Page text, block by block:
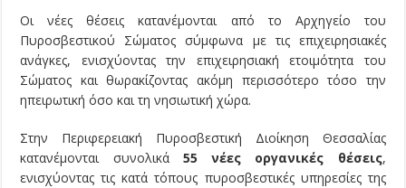
Οι νέες θέσεις κατανέμονται από το Αρχηγείο του
Πυροσβεστικού Σώματος σύμφωνα με τις επιχειρησιακές
ανάγκες, ενισχύοντας την επιχειρησιακή ετοιμότητα του
Σώματος και θωρακίζοντας ακόμη περισσότερο τόσο την
ηπειρωτική όσο και τη νησιωτική χώρα.
Στην Περιφερειακή Πυροσβεστική Διοίκηση Θεσσαλίας
κατανέμονται συνολικά 55 νέες οργανικές θέσεις,
ενισχύοντας τις κατά τόπους πυροσβεστικές υπηρεσίες της